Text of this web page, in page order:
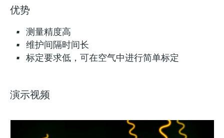
优势
测量精度高
维护间隔时间长
标定要求低，可在空气中进行简单标定
演示视频